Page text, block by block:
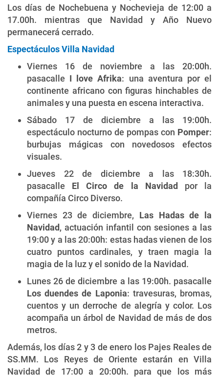
Los días de Nochebuena y Nochevieja de 12:00 a
17.00h. mientras que Navidad y Año Nuevo
permanecerá cerrado.
Espectáculos Villa Navidad
Viernes 16 de noviembre a las 20:00h.
pasacalle I love Afrika: una aventura por el
continente africano con figuras hinchables de
animales y una puesta en escena interactiva.
Sábado 17 de diciembre a las 19:00h.
espectáculo nocturno de pompas con Pomper:
burbujas mágicas con novedosos efectos
visuales.
Jueves 22 de diciembre a las 18:30h.
pasacalle El Circo de la Navidad
por la
compañía Circo Diverso.
Viernes 23 de diciembre, Las Hadas de la
Navidad, actuación infantil con sesiones a las
19:00 y a las 20:00h: estas hadas vienen de los
cuatro puntos cardinales, y traen magia la
magia de la luz y el sonido de la Navidad.
Lunes 26 de diciembre a las 19:00h. pasacalle
Los duendes de Laponia: travesuras, bromas,
cuentos y un derroche de alegría y color. Los
acompaña un árbol de Navidad de más de dos
metros.
Además, los días 2 y 3 de enero los Pajes Reales de
SS.MM. Los Reyes de Oriente estarán en Villa
Navidad de 17:00 a 20:00h. para que los más